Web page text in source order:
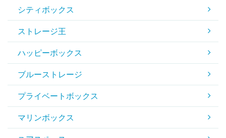
シティボックス
ストレージ王
ハッピーボックス
ブルーストレージ
プライベートボックス
マリンボックス